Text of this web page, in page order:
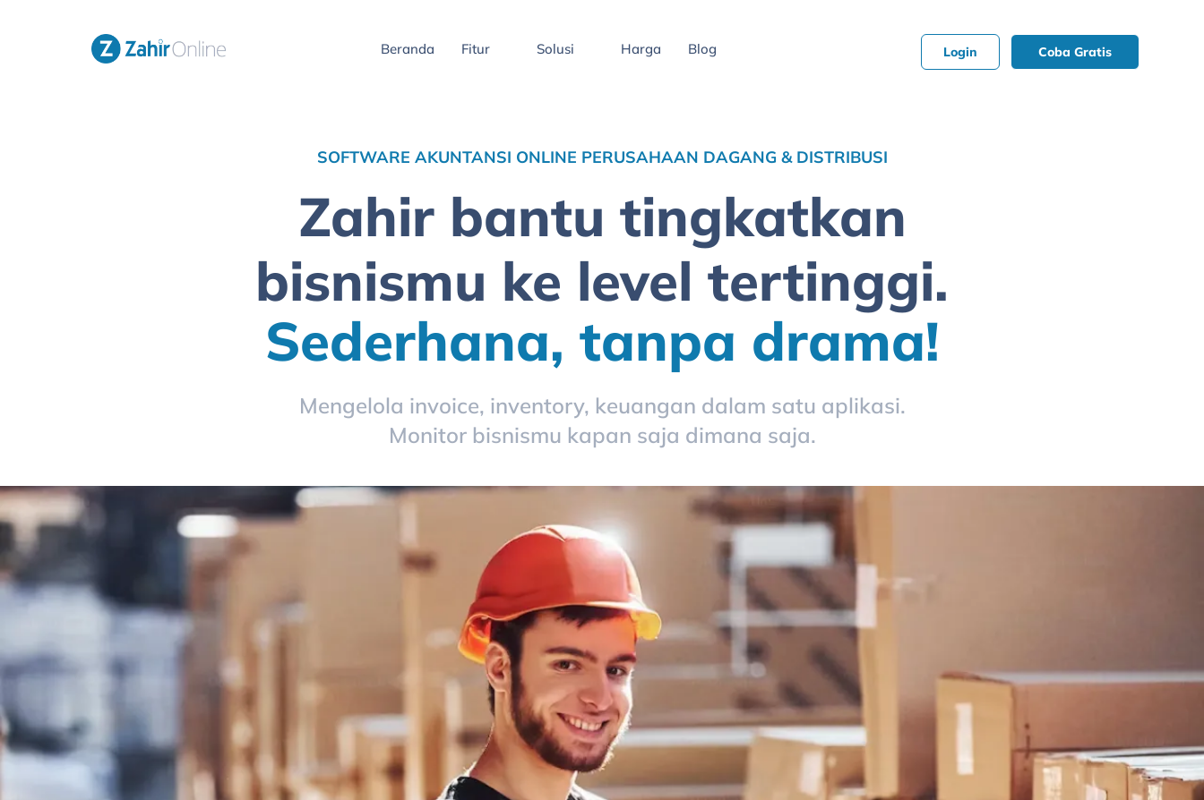
Beranda Fitur Solusi Harga Blog Login Coba Gratis
SOFTWARE AKUNTANSI ONLINE PERUSAHAAN DAGANG & DISTRIBUSI
Zahir bantu tingkatkan
bisnismu ke level tertinggi.
Sederhana, tanpa drama!
Mengelola invoice, inventory, keuangan dalam satu aplikasi.
Monitor bisnismu kapan saja dimana saja.